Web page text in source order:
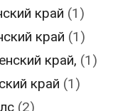
край (1)
край (1)
край, (1)
край (1)
(2)